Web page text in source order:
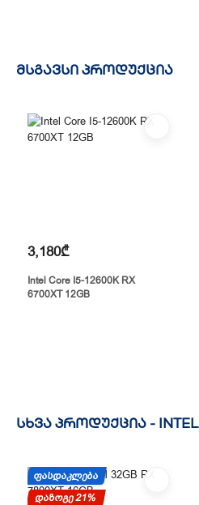
ᲛᲡᲒᲐᲕᲡᲘ ᲞᲠᲝᲓᲣᲥᲪᲘᲐ
3,180₾
Intel Core I5-12600K RX
6700XT 12GB
ᲡᲮᲕᲐ ᲞᲠᲝᲓᲣᲥᲪᲘᲐ - INTEL
ᲤᲐᲡᲓᲐᲙᲚᲔᲑᲐ
დაზოგე 21%